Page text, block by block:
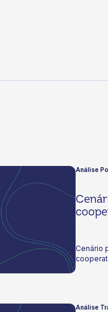
Análise
Cenário
Análise